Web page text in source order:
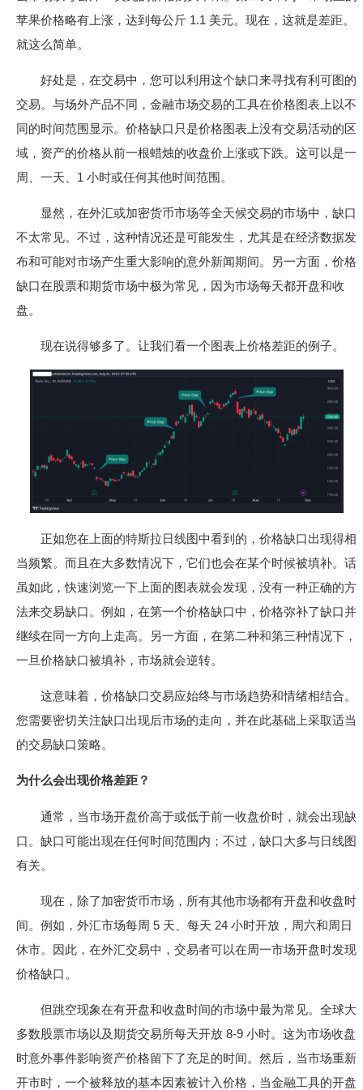
苹果价格略有上涨，达到每公斤 1.1 美元。现在，这就是差距。
就这么简单。
好处是，在交易中，您可以利用这个缺口来寻找有利可图的
交易。与场外产品不同，金融市场交易的工具在价格图表上以不
同的时间范围显示。价格缺口只是价格图表上没有交易活动的区
域，资产的价格从前一根蜡烛的收盘价上涨或下跌。这可以是一
周、一天、1 小时或任何其他时间范围。
显然，在外汇或加密货币市场等全天候交易的市场中，缺口
不太常见。不过，这种情况还是可能发生，尤其是在经济数据发
布和可能对市场产生重大影响的意外新闻期间。另一方面，价格
缺口在股票和期货市场中极为常见，因为市场每天都开盘和收
盘。
现在说得够多了。让我们看一个图表上价格差距的例子。
正如您在上面的特斯拉日线图中看到的，价格缺口出现得相
当频繁。而且在大多数情况下，它们也会在某个时候被填补。话
虽如此，快速浏览一下上面的图表就会发现，没有一种正确的方
法来交易缺口。例如，在第一个价格缺口中，价格弥补了缺口并
继续在同一方向上走高。另一方面，在第二种和第三种情况下，
一旦价格缺口被填补，市场就会逆转。
这意味着，价格缺口交易应始终与市场趋势和情绪相结合。
您需要密切关注缺口出现后市场的走向，并在此基础上采取适当
的交易缺口策略。
为什么会出现价格差距？
通常，当市场开盘价高于或低于前一收盘价时，就会出现缺
口。缺口可能出现在任何时间范围内；不过，缺口大多与日线图
有关。
现在，除了加密货币市场，所有其他市场都有开盘和收盘时
间。例如，外汇市场每周 5 天、每天 24 小时开放，周六和周日
休市。因此，在外汇交易中，交易者可以在周一市场开盘时发现
价格缺口。
但跳空现象在有开盘和收盘时间的市场中最为常见。全球大
多数股票市场以及期货交易所每天开放 8-9 小时。这为市场收盘
时意外事件影响资产价格留下了充足的时间。然后，当市场重新
开市时，一个被释放的基本因素被计入价格，当金融工具的开盘